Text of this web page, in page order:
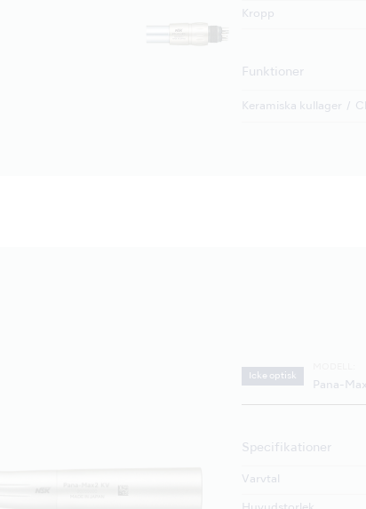
Kropp
Funktioner
Keramiska kullager
Icke optisk
Pana-
Specifikationer
Varvtal